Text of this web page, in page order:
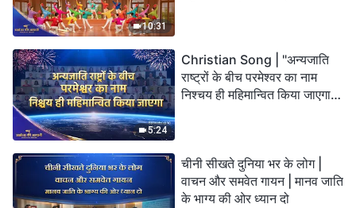
10:31
5:24
Christian Song | "अन्यजाति
राष्ट्रों के बीच परमेश्वर का नाम
निश्चय ही महिमान्वित किया जाएगा" |
चीनी सीखते दुनिया भर के लोग |
वाचन और समवेत गायन | मानव जाति
के भाग्य की ओर ध्यान दो